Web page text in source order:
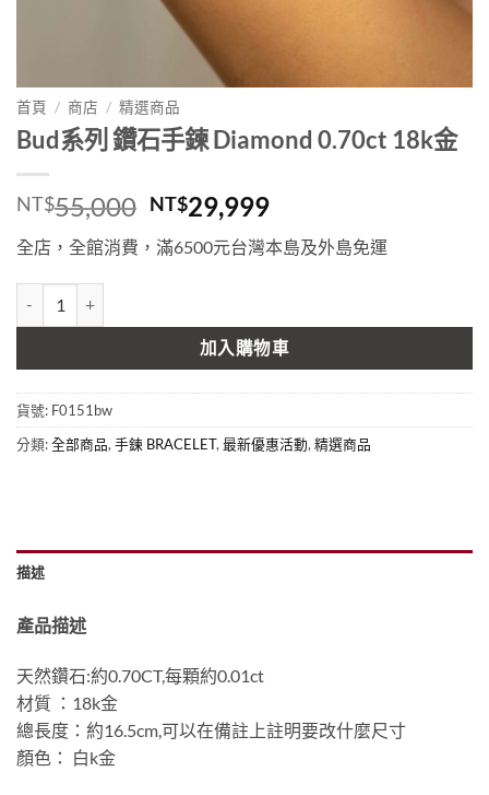
首頁 / 商店 / 精選商品
Bud系列 鑽石手鍊 Diamond 0.70ct 18k金
NT$55,000 原
始
價
NT$29,999目
前
價
全店，全館消費，滿6500元台灣本島及外島免運
加入購物車
貨號: F0151bw
分類:全部商品, 手鍊 BRACELET, 最新優惠活動, 精選商品
描述
產品描述
天然鑽石:約0.70CT,每顆約0.01ct
材質 ：18k金
總長度：約16.5cm,可以在備註上註明要改什麼尺寸
顏色： 白k金